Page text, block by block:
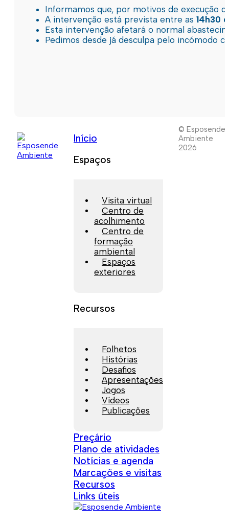
Informamos que, por motivos de execução
A intervenção está prevista entre as 14h30
Esta intervenção afetará o normal
Pedimos desde já desculpa pelo incómodo
Início
Espaços
Visita virtual
Centro de
acolhimento
Centro de
formação
ambiental
Espaços
exteriores
Recursos
Folhetos
Histórias
Desafios
Apresentações
Jogos
Vídeos
Publicações
Preçário
Plano de atividades
Notícias e agenda
Marcações e visitas
Recursos
Links úteis
© Esposende
Ambiente
2026